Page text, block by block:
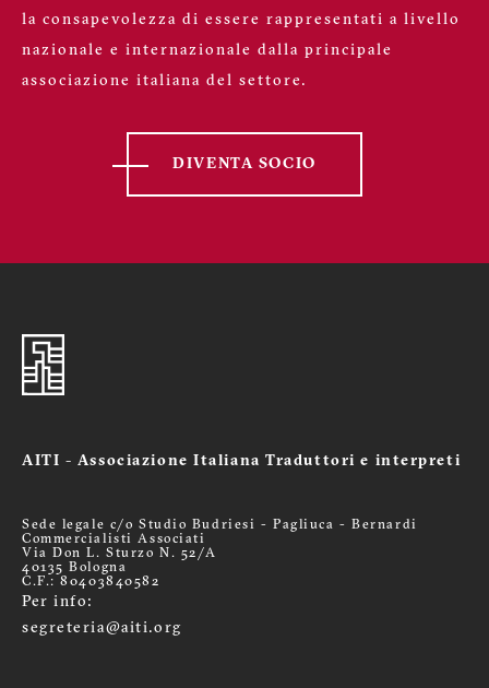
la consapevolezza di essere rappresentati a livello
nazionale e internazionale dalla principale
associazione italiana del settore.
DIVENTA SOCIO
AITI - Associazione Italiana Traduttori e interpreti
Sede legale c/o Studio Budriesi - Pagliuca - Bernardi
Commercialisti Associati
Via Don L. Sturzo N. 52/A
40135 Bologna
C.F.: 80403840582
Per info:
segreteria@aiti.org